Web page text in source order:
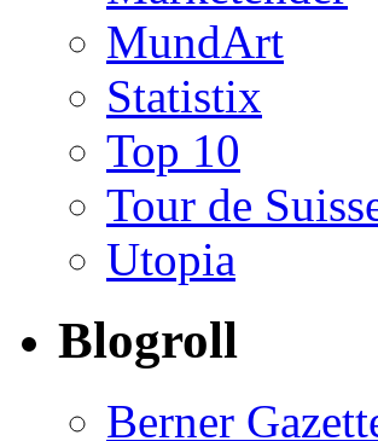
MundArt
Statistix
Top 10
Tour de
Utopia
Blogroll
Berner